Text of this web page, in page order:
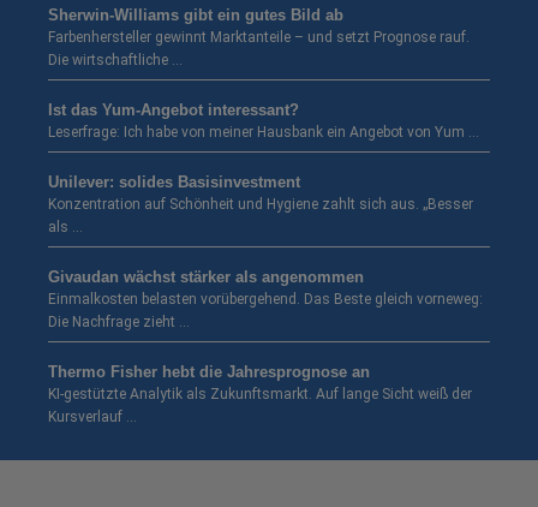
Sherwin-Williams gibt ein gutes Bild ab
Farbenhersteller gewinnt Marktanteile – und setzt Prognose rauf.
Die wirtschaftliche …
Ist das Yum-Angebot interessant?
Leserfrage: Ich habe von meiner Hausbank ein Angebot von Yum …
Unilever: solides Basisinvestment
Konzentration auf Schönheit und Hygiene zahlt sich aus. „Besser
als …
Givaudan wächst stärker als angenommen
Einmalkosten belasten vorübergehend. Das Beste gleich vorneweg:
Die Nachfrage zieht …
Thermo Fisher hebt die Jahresprognose an
KI-gestützte Analytik als Zukunftsmarkt. Auf lange Sicht weiß der
Kursverlauf …